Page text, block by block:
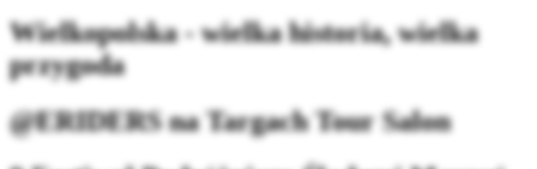
Wielkopolska - wielka historia, wielka
przygoda
@ERIDERS na Targach Tour Salon